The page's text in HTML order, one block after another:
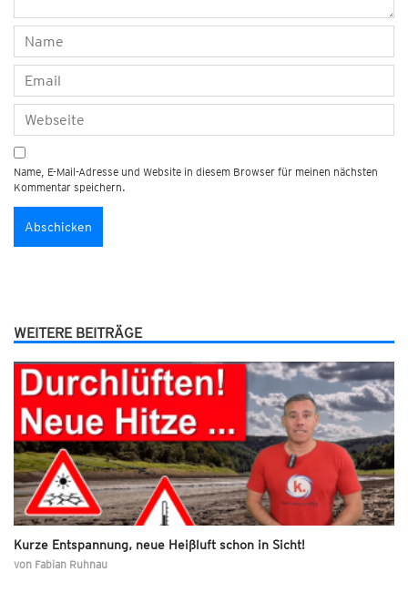
Name, E-Mail-Adresse und Website in diesem Browser für meinen nächsten
Kommentar speichern.
WEITERE BEITRÄGE
Kurze Entspannung, neue Heißluft schon in Sicht!
von Fabian Ruhnau